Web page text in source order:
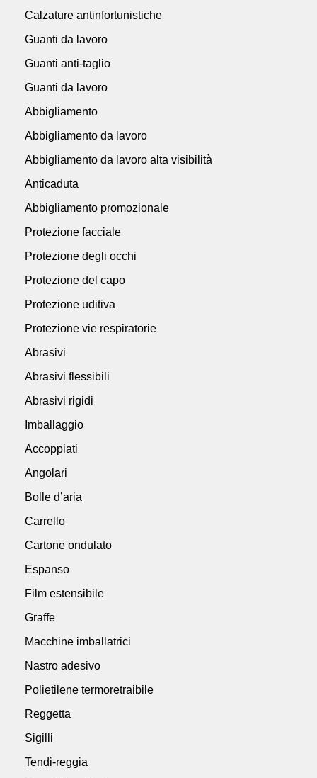
Calzature antinfortunistiche
Guanti da lavoro
Guanti anti-taglio
Guanti da lavoro
Abbigliamento
Abbigliamento da lavoro
Abbigliamento da lavoro alta visibilità
Anticaduta
Abbigliamento promozionale
Protezione facciale
Protezione degli occhi
Protezione del capo
Protezione uditiva
Protezione vie respiratorie
Abrasivi
Abrasivi flessibili
Abrasivi rigidi
Imballaggio
Accoppiati
Angolari
Bolle d’aria
Carrello
Cartone ondulato
Espanso
Film estensibile
Graffe
Macchine imballatrici
Nastro adesivo
Polietilene termoretraibile
Reggetta
Sigilli
Tendi-reggia